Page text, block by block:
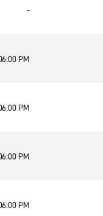
-
PM
PM
PM
PM